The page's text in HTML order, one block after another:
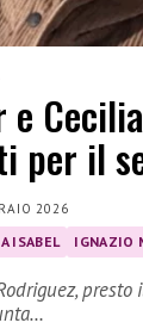
e
per il
2026
ISABEL IGNAZIO